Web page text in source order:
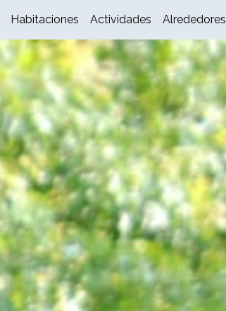
Habitaciones Actividades Alrededores